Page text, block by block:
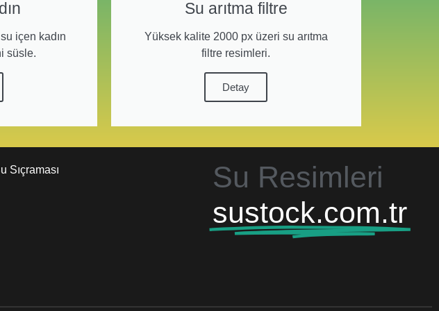
içen kadın
süsle.
Su arıtma filtre
Yüksek kalite 2000 px üzeri su arıtma
filtre resimleri.
Detay
Sıçraması
Su Resimleri
sustock.com.tr